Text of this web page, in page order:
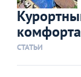
СТАТЬИ